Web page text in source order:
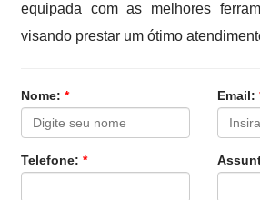
equipada com as melhores
visando prestar um ótimo
Nome:* Email:
Telefone:*